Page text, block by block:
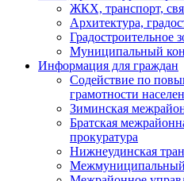
ЖКХ, транспорт,
Архитектура,
Градостроительное
Муниципальный
Информация для граждан
Содействие по
грамотности
Зиминская
Братская
прокуратура
Нижнеудинская